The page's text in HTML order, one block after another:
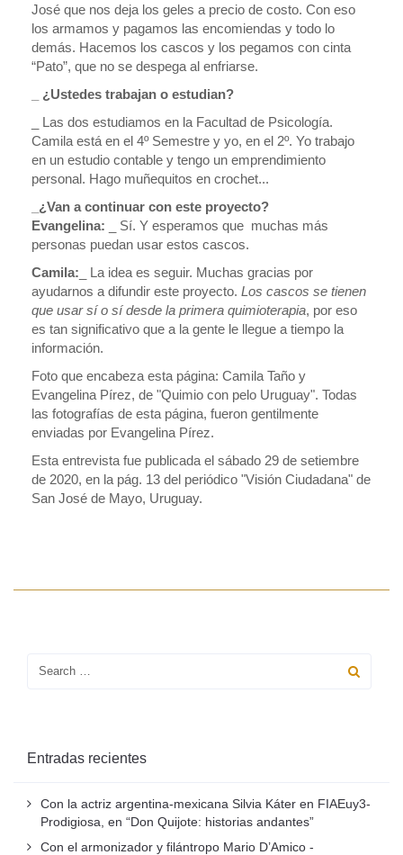
José que nos deja los geles a precio de costo. Con eso
los armamos y pagamos las encomiendas y todo lo
demás. Hacemos los cascos y los pegamos con cinta
“Pato”, que no se despega al enfriarse.
_ ¿Ustedes trabajan o estudian?
_ Las dos estudiamos en la Facultad de Psicología.
Camila está en el 4º Semestre y yo, en el 2º. Yo trabajo
en un estudio contable y tengo un emprendimiento
personal. Hago muñequitos en crochet...
_¿Van a continuar con este proyecto?
Evangelina: _ Sí. Y esperamos que muchas más
personas puedan usar estos cascos.
Camila: _ La idea es seguir. Muchas gracias por
ayudarnos a difundir este proyecto. Los cascos se tienen
que usar sí o sí desde la primera quimioterapia, por eso
es tan significativo que a la gente le llegue a tiempo la
información.
Foto que encabeza esta página: Camila Taño y
Evangelina Pírez, de "Quimio con pelo Uruguay". Todas
las fotografías de esta página, fueron gentilmente
enviadas por Evangelina Pírez.
Esta entrevista fue publicada el sábado 29 de setiembre
de 2020, en la pág. 13 del periódico "Visión Ciudadana" de
San José de Mayo, Uruguay.
Entradas recientes
Con la actriz argentina-mexicana Silvia Káter en FIAEuy3-
Prodigiosa, en “Don Quijote: historias andantes”
Con el armonizador y filántropo Mario D’Amico -